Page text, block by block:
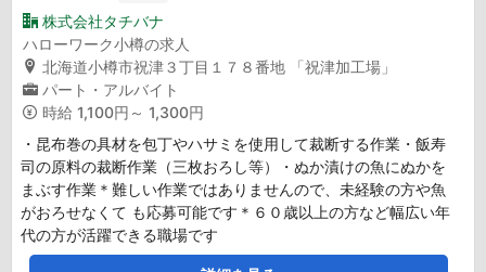
株式会社タチバナ
ハローワーク小樽の求人
北海道小樽市祝津３丁目１７８番地 「祝津加工場」
パート・アルバイト
時給 1,100円～ 1,300円
・昆布巻の具材を包丁やハサミを使用して裁断する作業・飯寿
司の原料の裁断作業（三枚おろし等）・ぬか漬けの魚にぬかを
まぶす作業＊難しい作業ではありませんので、未経験の方や魚
がおろせなくて も応募可能です＊６０歳以上の方など幅広い年
代の方が活躍できる職場です